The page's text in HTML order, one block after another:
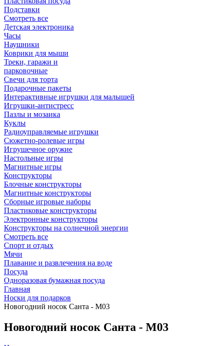
Подставки
Смотреть все
Детская электроника
Часы
Наушники
Коврики для мыши
Треки, гаражи и
парковочные
Свечи для торта
Подарочные пакеты
Интерактивные игрушки для малышей
Игрушки-антистресс
Пазлы и мозаика
Куклы
Радиоуправляемые игрушки
Сюжетно-ролевые игры
Игрушечное оружие
Настольные игры
Магнитные игры
Конструкторы
Блочные конструкторы
Магнитные конструкторы
Сборные игровые наборы
Пластиковые конструкторы
Электронные конструкторы
Конструкторы на солнечной энергии
Смотреть все
Спорт и отдых
Мячи
Плавание и развлечения на воде
Посуда
Одноразовая бумажная посуда
Главная
Носки для подарков
Новогодний носок Санта - М03
Новогодний носок Санта - М03